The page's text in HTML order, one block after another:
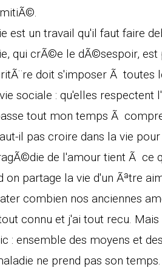
est un travail qu'il faut faire
qui crÃ©e le dÃ©sespoir,
doit s'imposer Ã
sociale : qu'elles respectent
tout mon temps Ã
il pas croire dans la vie
de l'amour tient Ã ce
on partage la vie d'un Ãªtre
combien nos anciennes
connu et j'ai tout recu.
: ensemble des moyens et
ne prend pas son